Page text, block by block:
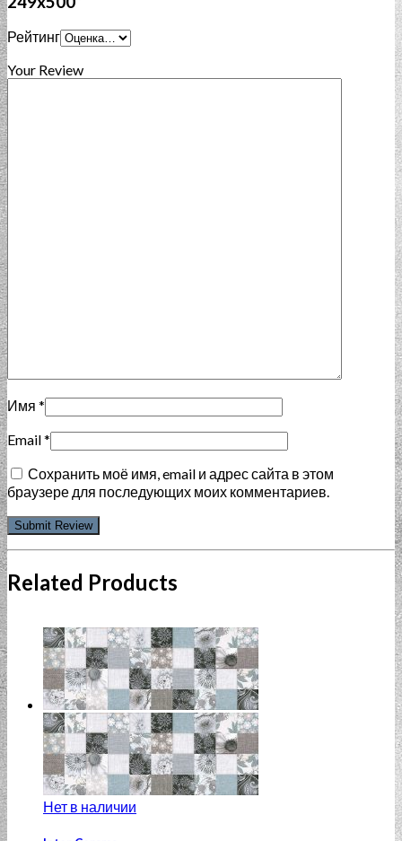
Рейтинг
Your Review
Имя *
Email*
Сохранить моё имя, email и адрес сайта в этом
браузере для последующих моих комментариев.
Related Products
Нет в наличии